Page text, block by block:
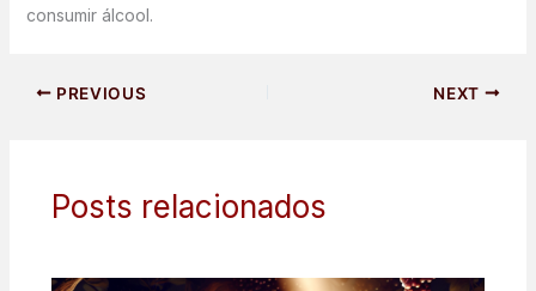
consumir álcool.
PREVIOUS NEXT
Posts relacionados